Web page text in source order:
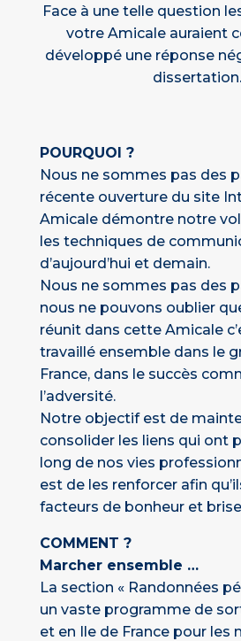
Face à une telle question
votre Amicale auraient
développé une réponse
dissertation.
POURQUOI ?
Nous ne sommes pas des
récente ouverture du site
Amicale démontre notre
les techniques de
d’aujourd’hui et demain.
Nous ne sommes pas des
nous ne pouvons oublier
réunit dans cette Amicale
travaillé ensemble dans le
France, dans le succès
l’adversité.
Notre objectif est de
consolider les liens qui ont
long de nos vies
est de les renforcer afin
facteurs de bonheur et
COMMENT ?
Marcher ensemble …
La section « Randonnées
un vaste programme de
et en Ile de France pour les